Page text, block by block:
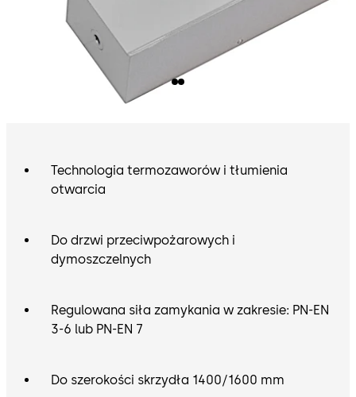
Technologia termozaworów i tłumienia
otwarcia
Do drzwi przeciwpożarowych i
dymoszczelnych
Regulowana siła zamykania w zakresie: PN-EN
3-6 lub PN-EN 7
Do szerokości skrzydła 1400/1600 mm